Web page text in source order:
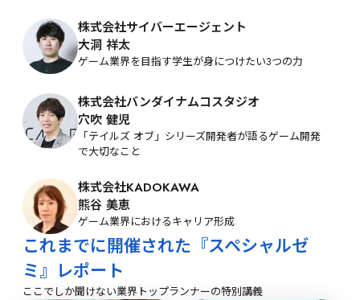
株式会社サイバーエージェント
大洞 祥太
ゲーム業界を目指す学生が身につけたい3つの力
株式会社バンダイナムコスタジオ
穴吹 健児
「テイルズ オブ」シリーズ開発者が語るゲーム開発
で大切なこと
株式会社KADOKAWA
熊谷 美恵
ゲーム業界におけるキャリア形成
これまでに開催された『スペシャルゼ
ミ』レポート
ここでしか聞けない業界トップランナーの特別講義